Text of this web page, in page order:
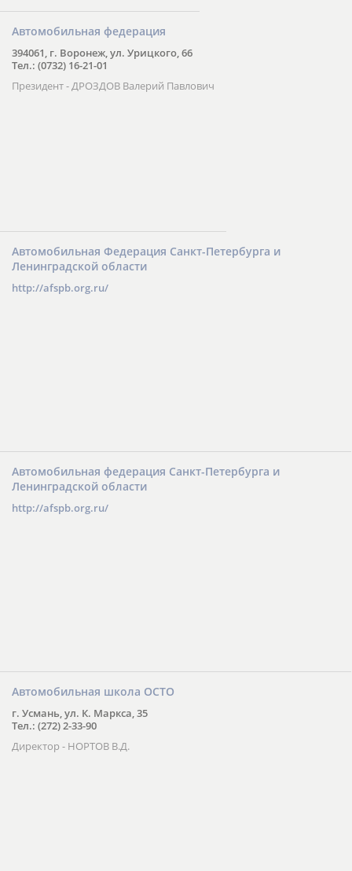
Автомобильная федерация
394061, г. Воронеж, ул. Урицкого, 66
Тел.: (0732) 16-21-01
Президент - ДРОЗДОВ Валерий Павлович
Автомобильная Федерация Санкт-Петербурга и
Ленинградской области
http://afspb.org.ru/
Автомобильная федерация Санкт-Петербурга и
Ленинградской области
http://afspb.org.ru/
Автомобильная школа ОСТО
г. Усмань, ул. К. Маркса, 35
Тел.: (272) 2-33-90
Директор - НОРТОВ В.Д.